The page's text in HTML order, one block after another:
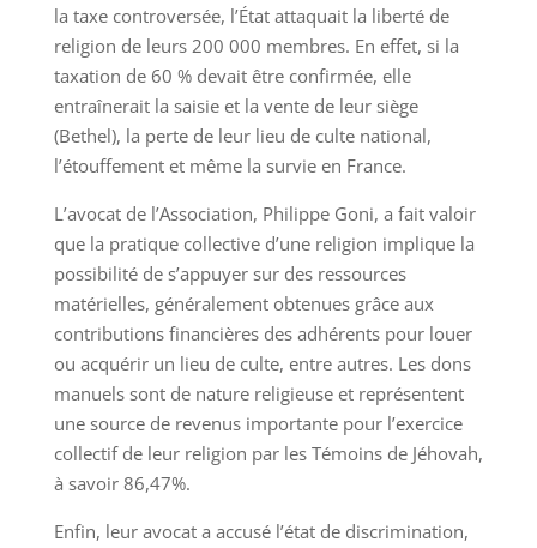
la taxe controversée, l’État attaquait la liberté de
religion de leurs 200 000 membres. En effet, si la
taxation de 60 % devait être confirmée, elle
entraînerait la saisie et la vente de leur siège
(Bethel), la perte de leur lieu de culte national,
l’étouffement et même la survie en France.
L’avocat de l’Association, Philippe Goni, a fait valoir
que la pratique collective d’une religion implique la
possibilité de s’appuyer sur des ressources
matérielles, généralement obtenues grâce aux
contributions financières des adhérents pour louer
ou acquérir un lieu de culte, entre autres. Les dons
manuels sont de nature religieuse et représentent
une source de revenus importante pour l’exercice
collectif de leur religion par les Témoins de Jéhovah,
à savoir 86,47%.
Enfin, leur avocat a accusé l’état de discrimination,